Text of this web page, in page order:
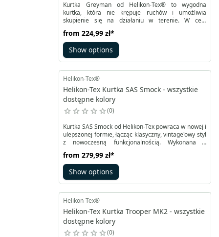
Kurtka Greyman od Helikon-Tex® to wygodna
kurtka, która nie krępuje ruchów i umożliwia
skupienie się na działaniu w terenie. W celu
z elastycznego materiału Versastrech Lite zostały
wszyte pod pachami, a reszta kurtki została
wykonana z wytrzymałego materiału DuraCanvas.
Regulacja w pasie i na mankietach zapewniona jest
from 224,99 zł*
Show options
Helikon-Tex®
Helikon-Tex Kurtka SAS Smock - wszystkie
dostępne kolory
0
Kurtka SAS Smock od Helikon-Tex powraca w nowej i
ulepszonej formie, łącząc klasyczny, vintage'owy styl
z nowoczesną funkcjonalnością. Wykonana z
się do woskowania, kurtka ta zapewnia skuteczną
ochronę przed lekkimi opadami deszczu i śniegu.
Uniwersalność i lekkość to główne cechy
charakteryzujące SAS Smock. Kaptur o regulacji
dopasowanie do warunków pogodowych, noszonej
czapki itp.
from 279,99 zł*
Show options
Helikon-Tex®
Helikon-Tex Kurtka Trooper MK2 - wszystkie
dostępne kolory
0